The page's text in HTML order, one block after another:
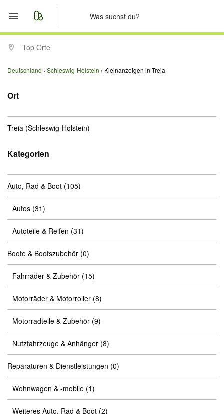
Start
Merkliste
Anzeige aufgeben
Top Orte
Deutschland Schleswig-Holstein Kleinanzeigen in Treia
Ort
Treia (Schleswig-Holstein)
Kategorien
Auto, Rad & Boot (105)
Autos (31)
Autoteile & Reifen (31)
Boote & Bootszubehör (0)
Fahrräder & Zubehör (15)
Motorräder & Motorroller (8)
Motorradteile & Zubehör (9)
Nutzfahrzeuge & Anhänger (8)
Reparaturen & Dienstleistungen (0)
Wohnwagen & -mobile (1)
Weiteres Auto, Rad & Boot (2)